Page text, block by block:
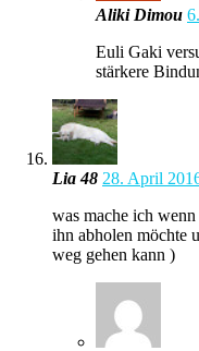
Aliki Dimou
Euli Gaki
stärkere
Lia 48 28. April
was mache ich
ihn abholen möchte
weg gehen kann )